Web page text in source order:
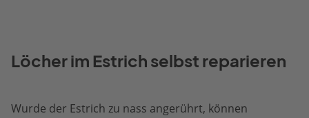
Löcher im Estrich selbst reparieren
Wurde der Estrich zu nass angerührt, können